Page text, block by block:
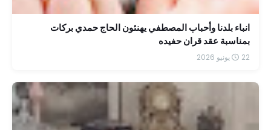
انباء بلدنا وأحباب المصطفي يهنئون الحاج حمدي بركات
بمناسبة عقد قران حفيده
22 يونيو 2026